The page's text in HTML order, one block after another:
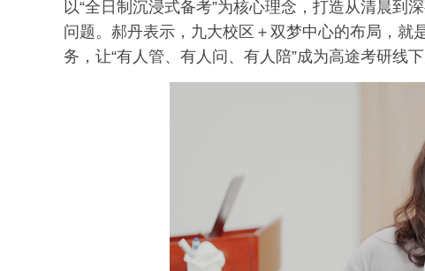
以“全日制沉浸式备考”为核心理念，打造从清晨到
问题。郝丹表示，九大校区＋双梦中心的布局，
务，让“有人管、有人问、有人陪”成为高途考研线